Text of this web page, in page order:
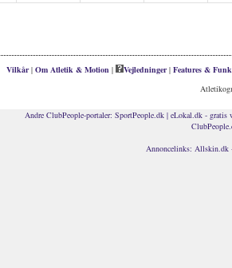
Vilkår| Om Atletik & Motion | Vejledninger| Features &
Andre ClubPeople-portaler: SportPeople.dk| eLokal.dk - gratis
Annoncelinks: Allskin.dk